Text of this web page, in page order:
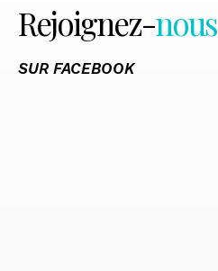
Rejoignez-nous
SUR FACEBOOK